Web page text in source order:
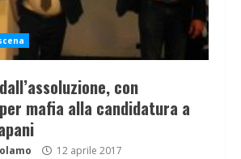
con
mafia alla candidatura a
12 aprile 2017